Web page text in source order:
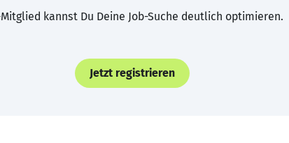
kannst Du Deine Job-Suche deutlich optimieren.
Jetzt registrieren